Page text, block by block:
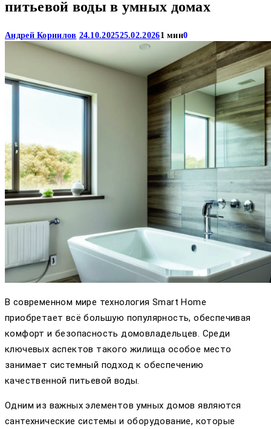
питьевой воды в умных домах
Андрей Корнилов 24.10.202525.02.20261 мин0
В современном мире технология Smart Home
приобретает всё большую популярность, обеспечивая
комфорт и безопасность домовладельцев. Среди
ключевых аспектов такого жилища особое место
занимает системный подход к обеспечению
качественной питьевой воды.
Одним из важных элементов умных домов являются
сантехнические системы и оборудование, которые